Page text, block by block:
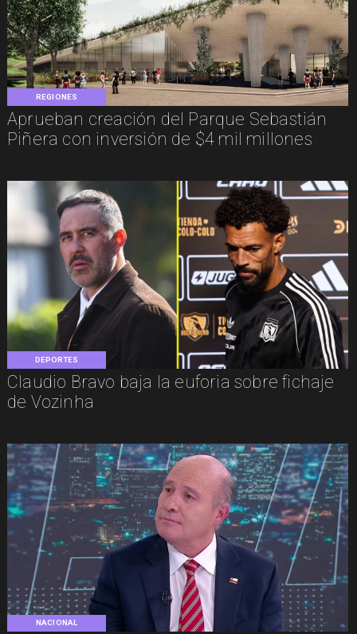
REGIONES
Aprueban creación del Parque Sebastián
Piñera con inversión de $4 mil millones
DEPORTES
Claudio Bravo baja la euforia sobre fichaje
de Vozinha
NACIONAL